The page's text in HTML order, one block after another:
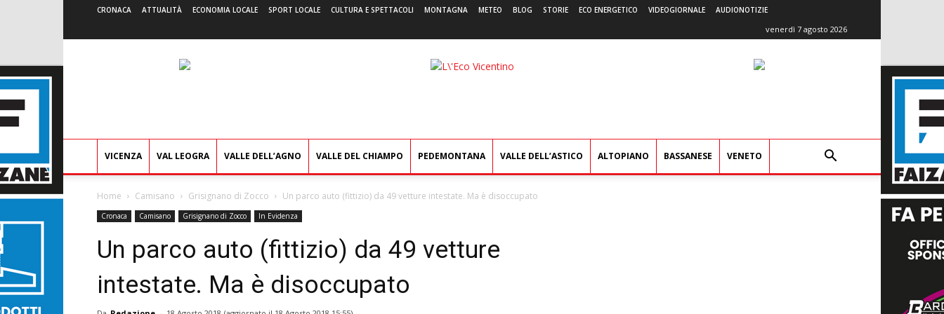
CRONACA ATTUALITÀ ECONOMIA LOCALE SPORT LOCALE CULTURA E SPETTACOLI MONTAGNA METEO BLOG STORIE ECO ENERGETICO VIDEOGIORNALE AUDIONOTIZIE
venerdì 7 agosto 2026
L'Eco
VICENZA VAL LEOGRA VALLE DELL’AGNO VALLE DEL CHIAMPO PEDEMONTANA VALLE DELL’ASTICO ALTOPIANO BASSANESE VENETO
Home Camisano Grisignano di Zocco Un parco auto (fittizio) da 49 vetture intestate. Ma è disoccupato
Cronaca Camisano Grisignano di Zocco In Evidenza
Un parco auto (fittizio) da 49 vetture
intestate. Ma è disoccupato